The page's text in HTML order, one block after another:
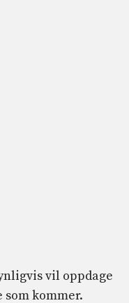
vil oppdage
kommer.